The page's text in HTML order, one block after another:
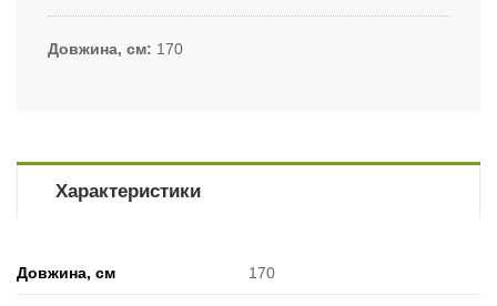
Довжина, см 170
Характеристики
Довжина, см 170